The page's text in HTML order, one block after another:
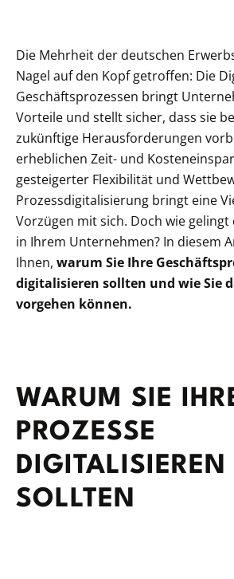
Die Mehrheit der deutschen
Nagel auf den Kopf getroffen: Die
Geschäftsprozessen bringt
Vorteile und stellt sicher, dass sie
zukünftige Herausforderungen
erheblichen Zeit- und
gesteigerter Flexibilität und
Prozessdigitalisierung bringt eine
Vorzügen mit sich. Doch wie
in Ihrem Unternehmen? In diesem
Ihnen, warum Sie Ihre
digitalisieren sollten und wie Sie
vorgehen können.
WARUM SIE
PROZESSE
DIGITALISIEREN
SOLLTEN